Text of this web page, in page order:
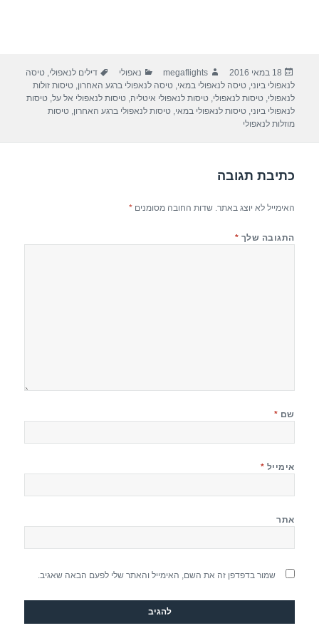
פורסם
בתאריך
18 במאי 2016 מחבר
megaflights קטגוריות
נאפולי תגיות
דילים לנאפולי,טיסה
לנאפולי ביוני,טיסה לנאפולי במאי,טיסה לנאפולי ברגע האחרון,טיסות זולות
לנאפולי,טיסות לנאפולי,טיסות לנאפולי איטליה,טיסות לנאפולי אל על,טיסות
לנאפולי ביוני,טיסות לנאפולי במאי,טיסות לנאפולי ברגע האחרון,טיסות
מוזלות לנאפולי
כתיבת תגובה
האימייל לא יוצג באתר. שדות החובה מסומנים*
התגובה שלך *
שם *
אימייל *
אתר
שמור בדפדפן זה את השם, האימייל והאתר שלי לפעם הבאה שאגיב.